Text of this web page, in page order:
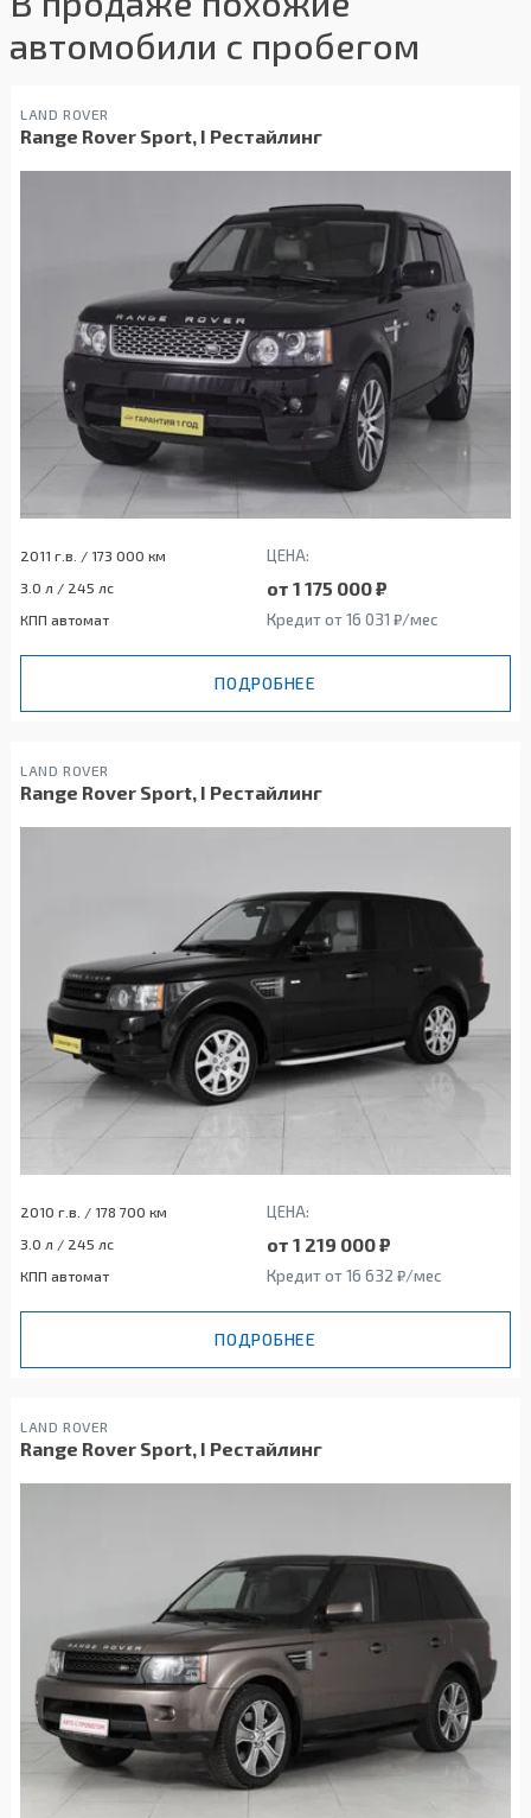
автомобили с пробегом
LAND ROVER
Range Rover Sport, I Рестайлинг
2011 г.в. / 173 000 км ЦЕНА:
3.0 л / 245 лс от 1 175 000 ₽
КПП автомат Кредит от 16 031 ₽/мес
ПОДРОБНЕЕ
LAND ROVER
Range Rover Sport, I Рестайлинг
2010 г.в. / 178 700 км ЦЕНА:
3.0 л / 245 лс от 1 219 000 ₽
КПП автомат Кредит от 16 632 ₽/мес
ПОДРОБНЕЕ
LAND ROVER
Range Rover Sport, I Рестайлинг